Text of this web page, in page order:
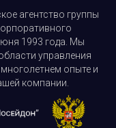
агентство группы
1993 года. Мы
управления
опыте и
компании.